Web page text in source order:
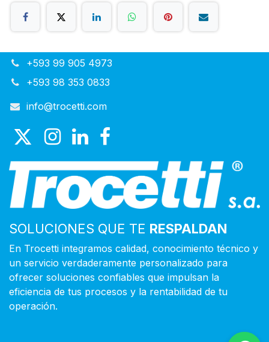
+593 99 905 4973
+593 98 353 0833
info@trocetti.com
SOLUCIONES QUE TE RESPALDAN
En Trocetti integramos calidad, conocimiento técnico y
un servicio verdaderamente personalizado para
ofrecer soluciones confiables que impulsan la
eficiencia de tus procesos y la rentabilidad de tu
operación.